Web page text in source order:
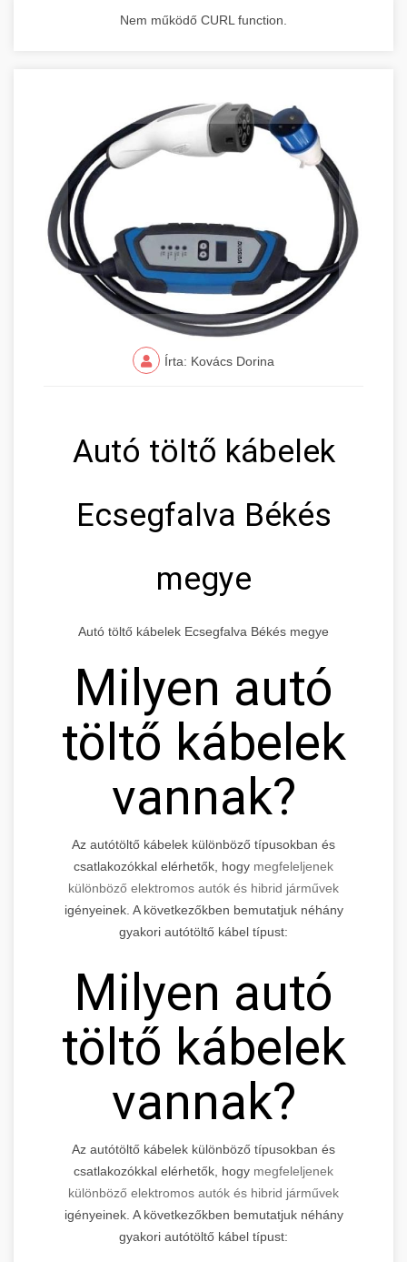
Nem működő CURL function.
Írta: Kovács Dorina
Autó töltő kábelek
Ecsegfalva Békés
megye
Autó töltő kábelek Ecsegfalva Békés megye
Milyen autó
töltő kábelek
vannak?
Az autótöltő kábelek különböző típusokban és
csatlakozókkal elérhetők, hogy megfeleljenek
különböző elektromos autók és hibrid járművek
igényeinek. A következőkben bemutatjuk néhány
gyakori autótöltő kábel típust:
Milyen autó
töltő kábelek
vannak?
Az autótöltő kábelek különböző típusokban és
csatlakozókkal elérhetők, hogy megfeleljenek
különböző elektromos autók és hibrid járművek
igényeinek. A következőkben bemutatjuk néhány
gyakori autótöltő kábel típust: